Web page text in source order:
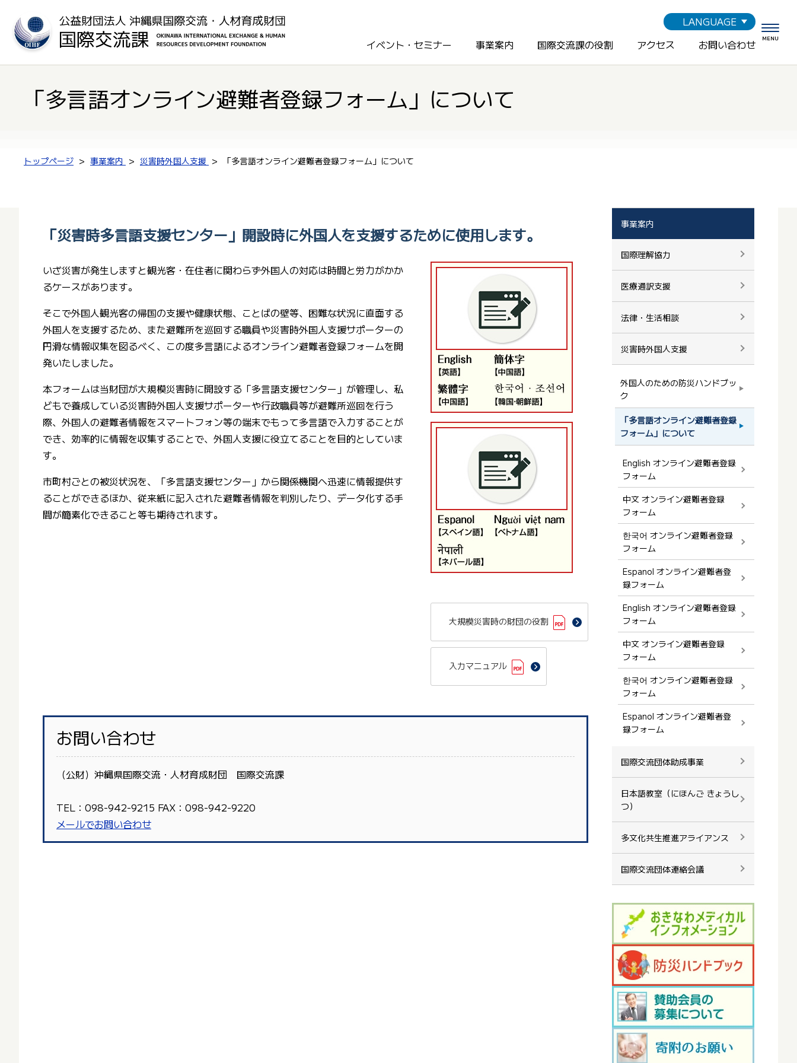
LANGUAGE
イベント・セミナー
事業案内 国際交流課の役割 アクセス お問い合わせ MENU
「多言語オンライン避難者登録フォーム」について
トップページ 事業案内 災害時外国人支援 「多言語オンライン避難者登録フォーム」について
「災害時多言語支援センター」開設時に外国人を支援するために使用します。
大規模災害時の財団の役割
入力マニュアル
いざ災害が発生しますと観光客・在住者に関わらず外国人の対応は時間と労力がかか
るケースがあります。
そこで外国人観光客の帰国の支援や健康状態、ことばの壁等、困難な状況に直面する
外国人を支援するため、また避難所を巡回する職員や災害時外国人支援サポーターの
円滑な情報収集を図るべく、この度多言語によるオンライン避難者登録フォームを開
発いたしました。
本フォームは当財団が大規模災害時に開設する「多言語支援センター」が管理し、私
どもで養成している災害時外国人支援サポーターや行政職員等が避難所巡回を行う
際、外国人の避難者情報をスマートフォン等の端末でもって多言語で入力することが
でき、効率的に情報を収集することで、外国人支援に役立てることを目的としていま
す。
市町村ごとの被災状況を、「多言語支援センター」から関係機関へ迅速に情報提供す
ることができるほか、従来紙に記入された避難者情報を判別したり、データ化する手
間が簡素化できること等も期待されます。
お問い合わせ
（公財）沖縄県国際交流・人材育成財団 国際交流課
TEL：098-942-9215 FAX：098-942-9220
メールでお問い合わせ
事業案内
国際理解協力
医療通訳支援
法律・生活相談
災害時外国人支援
外国人のための防災ハンドブッ
ク
「多言語オンライン避難者登録
フォーム」について
English オンライン避難者登録
フォーム
中文 オンライン避難者登録
フォーム
한국어 オンライン避難者登録
フォーム
Espanol オンライン避難者登
録フォーム
English オンライン避難者登録
フォーム
中文 オンライン避難者登録
フォーム
한국어 オンライン避難者登録
フォーム
Espanol オンライン避難者登
録フォーム
国際交流団体助成事業
日本語教室（にほんご きょうし
つ）
多文化共生推進アライアンス
国際交流団体連絡会議